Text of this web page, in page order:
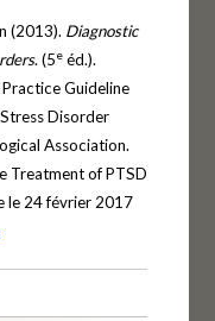
(2013). Diagnostic
. (5eéd.).
Guideline
Disorder
Association.
Treatment of PTSD
le 24 février 2017